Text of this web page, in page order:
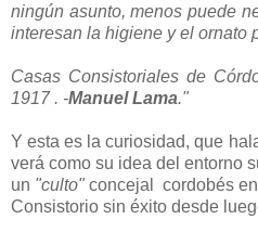
ningún asunto, menos puede
interesan la higiene y el ornato
Casas Consistoriales de
1917 . -Manuel Lama."
Y esta es la curiosidad, que
verá como su idea del entorno
un "culto" concejal cordobés
Consistorio sin éxito desde